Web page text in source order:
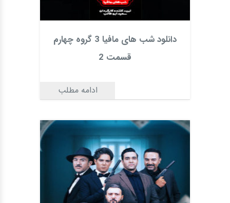
دانلود شب های مافیا 3 گروه چهارم
قسمت 2
ادامه مطلب